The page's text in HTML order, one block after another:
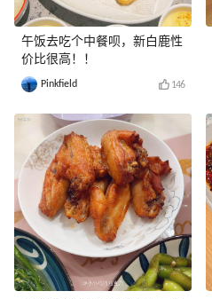
午饭去吃个中餐呗，新白鹿性
价比很高！！
Pinkfield 146